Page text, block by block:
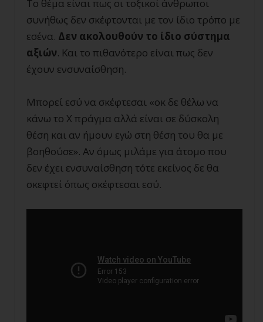
Το θέμα είναι πως οι τοξικοί άνθρωποι
συνήθως δεν σκέφτονται με τον ίδιο τρόπο με
εσένα. Δεν ακολουθούν το ίδιο σύστημα
αξιών. Και το πιθανότερο είναι πως δεν
έχουν ενσυναίσθηση.
Μπορεί εσύ να σκέφτεσαι «οκ δε θέλω να
κάνω το Χ πράγμα αλλά είναι σε δύσκολη
θέση και αν ήμουν εγώ στη θέση του θα με
βοηθούσε». Αν όμως μιλάμε για άτομο που
δεν έχει ενσυναίσθηση τότε εκείνος δε θα
σκεφτεί όπως σκέφτεσαι εσύ.